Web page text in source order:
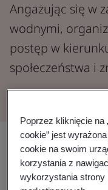
Angażując się w
wodnymi,
postęp w
społeczeństwa i
Każdy aspekt życia
Udostępnij:
Poprzez kliknięcie
cookie” jest
cookie na swoim
korzystania z
wykorzystania strony